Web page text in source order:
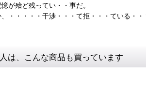
が殆ど残ってい・・事だ。
・・・・・干渉・・・て拒・・・ている・・
は、こんな商品も買っています